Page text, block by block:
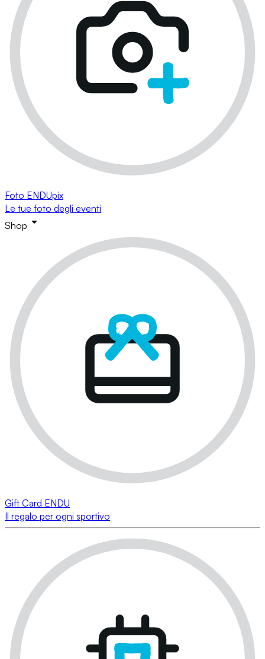
Foto ENDUpix
Le tue foto degli eventi
Shop
Gift Card ENDU
Il regalo per ogni sportivo